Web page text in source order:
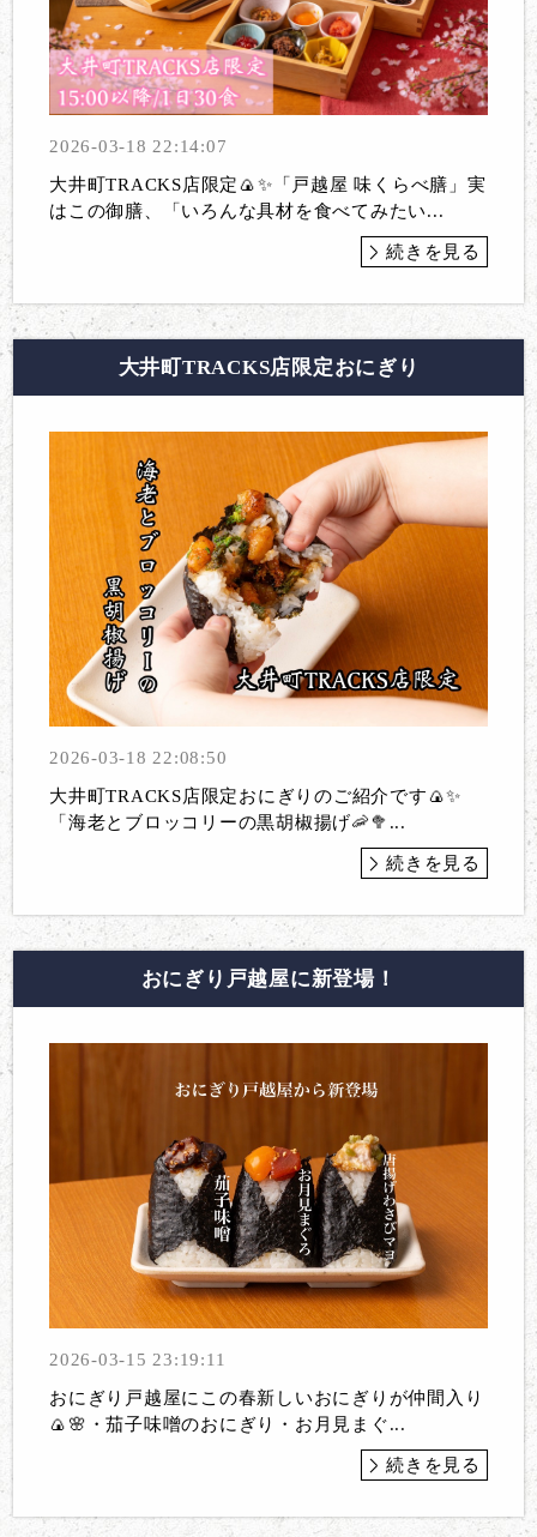
2026-03-18 22:14:07
大井町TRACKS店限定🍙✨「戸越屋 味くらべ膳」実
はこの御膳、「いろんな具材を食べてみたい...
続きを見る
大井町TRACKS店限定おにぎり
2026-03-18 22:08:50
大井町TRACKS店限定おにぎりのご紹介です🍙✨
「海老とブロッコリーの黒胡椒揚げ🦐🥦...
続きを見る
おにぎり戸越屋に新登場！
2026-03-15 23:19:11
おにぎり戸越屋にこの春新しいおにぎりが仲間入り
🍙🌸・茄子味噌のおにぎり・お月見まぐ...
続きを見る